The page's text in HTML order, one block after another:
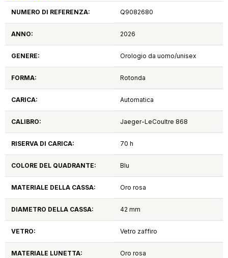
NUMERO DI REFERENZA: Q9082680
ANNO: 2026
GENERE: Orologio da uomo/unisex
FORMA: Rotonda
CARICA: Automatica
CALIBRO: Jaeger-LeCoultre 868
RISERVA DI CARICA: 70 h
COLORE DEL QUADRANTE: Blu
MATERIALE DELLA CASSA: Oro rosa
DIAMETRO DELLA CASSA: 42 mm
VETRO: Vetro zaffiro
MATERIALE LUNETTA: Oro rosa